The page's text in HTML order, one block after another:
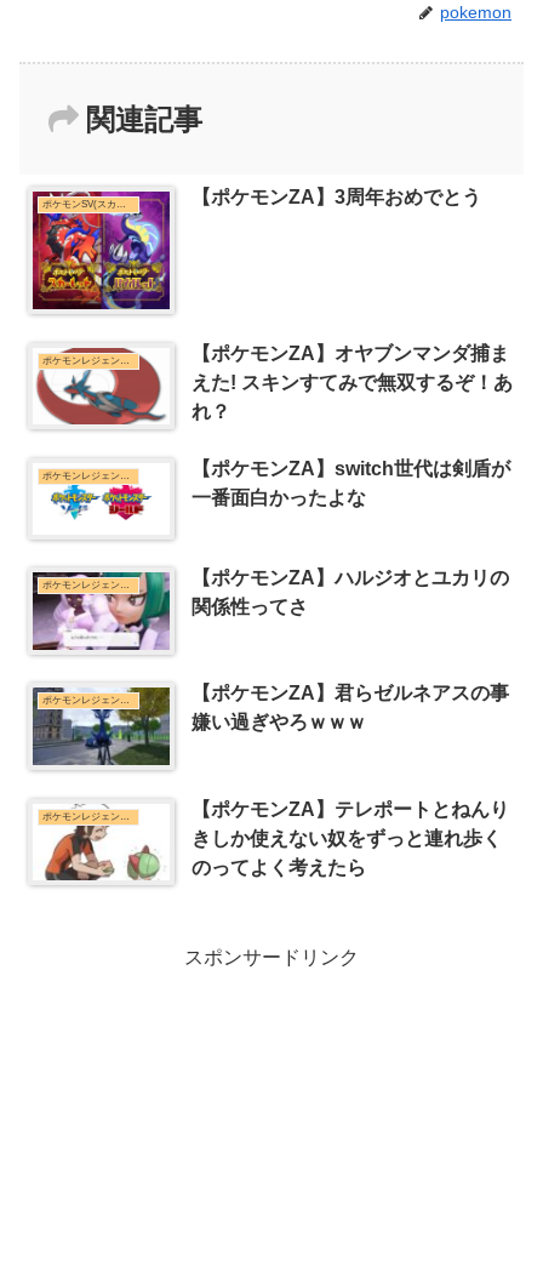
pokemon
関連記事
ポケモンSV(スカーレット・バイオレット)まとめ 【ポケモンZA】3周年おめでとう
【ポケモンZA】オヤブンマンダ捕ま
えた! スキンすてみで無双するぞ！あ
れ？
【ポケモンZA】switch世代は剣盾が
一番面白かったよな
ポケモンレジェンズZ-Aまとめ
【ポケモンZA】ハルジオとユカリの
関係性ってさ
ポケモンレジェンズZ-Aまとめ
【ポケモンZA】君らゼルネアスの事
嫌い過ぎやろｗｗｗ
【ポケモンZA】テレポートとねんり
きしか使えない奴をずっと連れ歩く
のってよく考えたら
スポンサードリンク